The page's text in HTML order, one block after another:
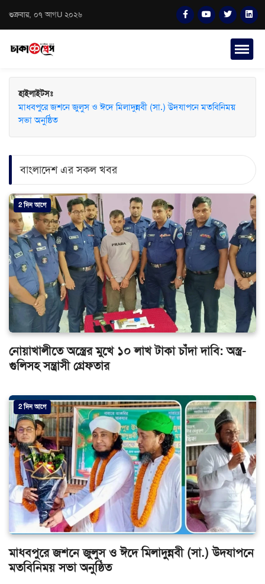
শুক্রবার, ০৭ আগU ২০২৬
হাইলাইটসঃ
মাধবপুরে জশনে জুলুস ও ঈদে মিলাদুন্নবী (সা.) উদযাপনে মতবিনিময়
সভা অনুষ্ঠিত
বাংলাদেশ এর সকল খবর
2 দিন আগে
নোয়াখালীতে অস্ত্রের মুখে ১০ লাখ টাকা চাঁদা দাবি: অস্ত্র-
গুলিসহ সন্ত্রাসী গ্রেফতার
2 দিন আগে
মাধবপুরে জশনে জুলুস ও ঈদে মিলাদুন্নবী (সা.) উদযাপনে
মতবিনিময় সভা অনুষ্ঠিত